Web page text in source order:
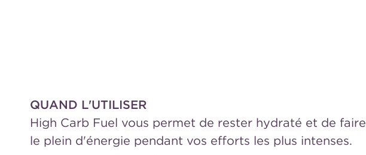
QUAND L'UTILISER
High Carb Fuel vous permet de rester hydraté et de faire
le plein d'énergie pendant vos efforts les plus intenses.